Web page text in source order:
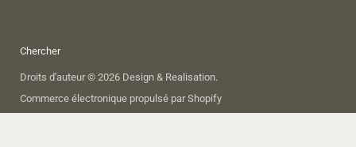
Chercher
Droits d'auteur © 2026 Design & Realisation.
Commerce électronique propulsé par Shopify